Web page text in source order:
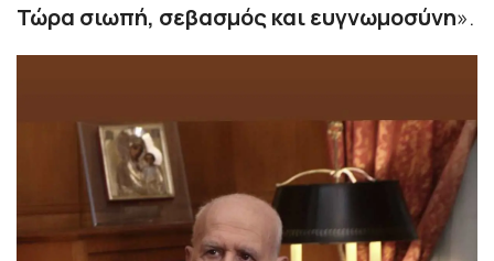
Τώρα σιωπή, σεβασμός και ευγνωμοσύνη».